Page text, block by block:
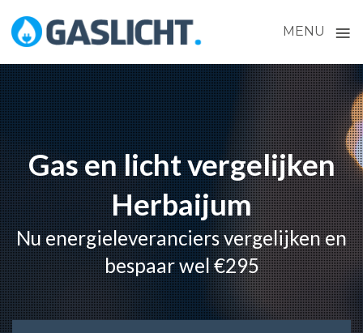
MENU ≡
Skip
to
content
Gas en licht vergelijken
Herbaijum
Nu energieleveranciers vergelijken en
bespaar wel €295